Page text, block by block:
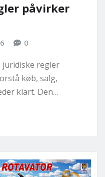
påvirker
0
juridiske regler
køb, salg,
klart. Den…